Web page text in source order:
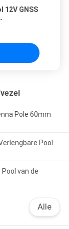
12V GNSS
Pole 60mm
Pool
van de
Alle